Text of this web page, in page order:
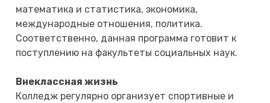
математика и статистика, экономика,
международные отношения, политика.
Соответственно, данная программа готовит к
поступлению на факультеты социальных наук.
Внеклассная жизнь
Колледж регулярно организует спортивные и